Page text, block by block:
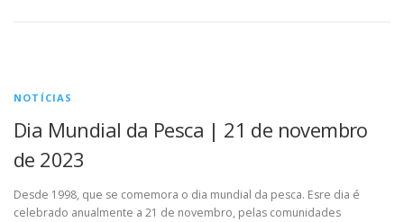
NOTÍCIAS
Dia Mundial da Pesca | 21 de novembro
de 2023
Desde 1998, que se comemora o dia mundial da pesca. Esre dia é
celebrado anualmente a 21 de novembro, pelas comunidades